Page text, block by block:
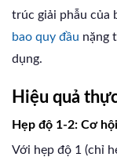
trúc giải phẫu của
bao quy đầu nặng
dụng.
Hiệu quả
Hẹp độ 1-2: Cơ
Với hẹp độ 1 (chỉ